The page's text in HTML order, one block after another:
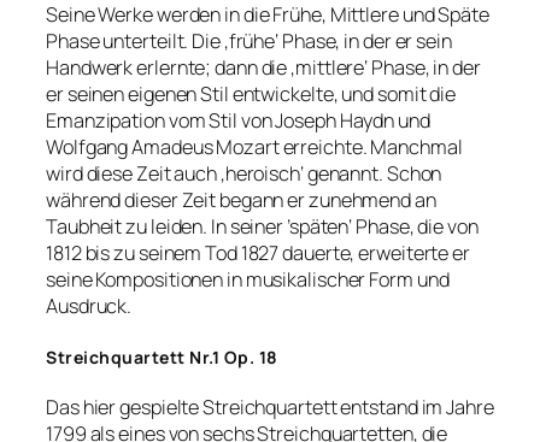
Seine Werke werden in die Frühe, Mittlere und Späte
Phase unterteilt. Die ‚frühe‘ Phase, in der er sein
Handwerk erlernte; dann die ‚mittlere‘ Phase, in der
er seinen eigenen Stil entwickelte, und somit die
Emanzipation vom Stil von Joseph Haydn und
Wolfgang Amadeus Mozart erreichte. Manchmal
wird diese Zeit auch ‚heroisch‘ genannt. Schon
während dieser Zeit begann er zunehmend an
Taubheit zu leiden. In seiner ’späten‘ Phase, die von
1812 bis zu seinem Tod 1827 dauerte, erweiterte er
seine Kompositionen in musikalischer Form und
Ausdruck.
Streichquartett Nr.1 Op. 18
Das hier gespielte Streichquartett entstand im Jahre
1799 als eines von sechs Streichquartetten, die